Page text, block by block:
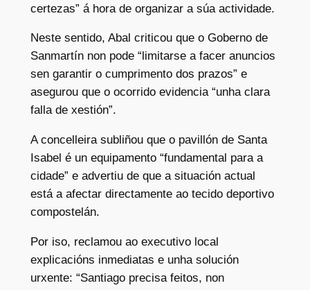
certezas” á hora de organizar a súa actividade.
Neste sentido, Abal criticou que o Goberno de
Sanmartín non pode “limitarse a facer anuncios
sen garantir o cumprimento dos prazos” e
asegurou que o ocorrido evidencia “unha clara
falla de xestión”.
A concelleira subliñou que o pavillón de Santa
Isabel é un equipamento “fundamental para a
cidade” e advertiu de que a situación actual
está a afectar directamente ao tecido deportivo
compostelán.
Por iso, reclamou ao executivo local
explicacións inmediatas e unha solución
urxente: “Santiago precisa feitos, non